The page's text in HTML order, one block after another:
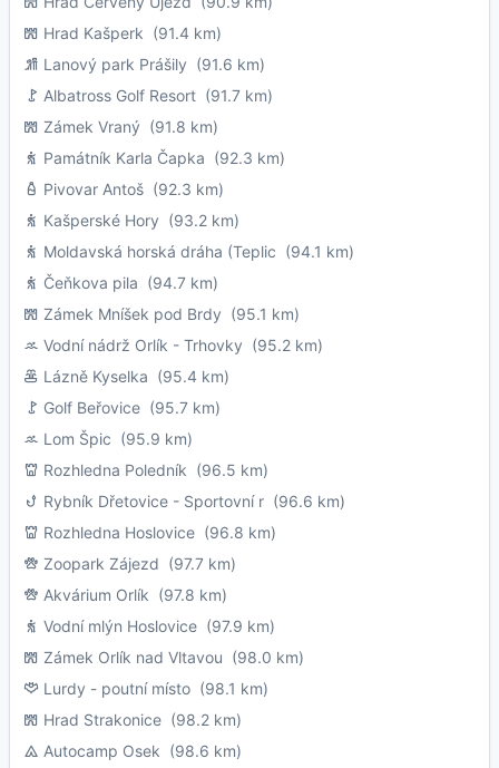
Hrad Kašperk (91.4 km)
Lanový park Prášily (91.6 km)
Albatross Golf Resort (91.7 km)
Zámek Vraný (91.8 km)
Památník Karla Čapka (92.3 km)
Pivovar Antoš (92.3 km)
Kašperské Hory (93.2 km)
Moldavská horská dráha (Teplic (94.1 km)
Čeňkova pila (94.7 km)
Zámek Mníšek pod Brdy (95.1 km)
Vodní nádrž Orlík - Trhovky (95.2 km)
Lázně Kyselka (95.4 km)
Golf Beřovice (95.7 km)
Lom Špic (95.9 km)
Rozhledna Poledník (96.5 km)
Rybník Dřetovice - Sportovní r (96.6 km)
Rozhledna Hoslovice (96.8 km)
Zoopark Zájezd (97.7 km)
Akvárium Orlík (97.8 km)
Vodní mlýn Hoslovice (97.9 km)
Zámek Orlík nad Vltavou (98.0 km)
Lurdy - poutní místo (98.1 km)
Hrad Strakonice (98.2 km)
Autocamp Osek (98.6 km)